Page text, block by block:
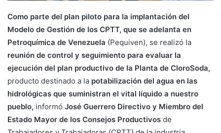
Como parte del plan piloto para la implantación del
Modelo de Gestión de los CPTT, que se adelanta en
Petroquímica de Venezuela (Pequiven), se realizó la
reunión de control y seguimiento para evaluar la
ejecución del plan productivo de la Planta de CloroSoda,
producto destinado a la potabilización del agua en las
hidrológicas que suministran el vital líquido a nuestro
pueblo, informó José Guerrero Directivo y Miembro del
Estado Mayor de los Consejos Productivos de